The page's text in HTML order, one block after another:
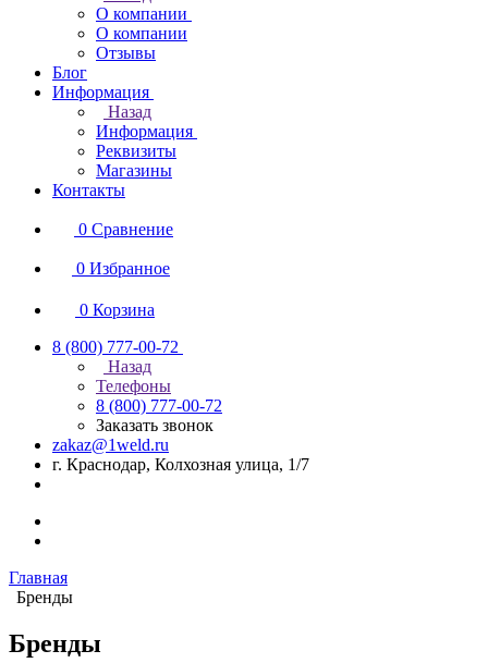
О компании
О компании
Отзывы
Блог
Информация
Назад
Информация
Реквизиты
Магазины
Контакты
0 Сравнение
0 Избранное
0 Корзина
8 (800) 777-00-72
Назад
Телефоны
8 (800) 777-00-72
Заказать звонок
zakaz@1weld.ru
г. Краснодар, Колхозная улица, 1/7
Главная
Бренды
Бренды